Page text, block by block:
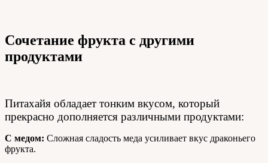
Сочетание фрукта с другими
продуктами
Питахайя обладает тонким вкусом, который
прекрасно дополняется различными продуктами:
С медом: Сложная сладость меда усиливает вкус драконьего
фрукта.